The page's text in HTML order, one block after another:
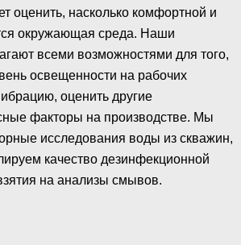
оценить, насколько комфортной и
окружающая среда. Наши
всеми возможностями для того,
освещенности на рабочих
оценить другие
факторы на производстве. Мы
исследования воды из скважин,
качество дезинфекционной
на анализы смывов.